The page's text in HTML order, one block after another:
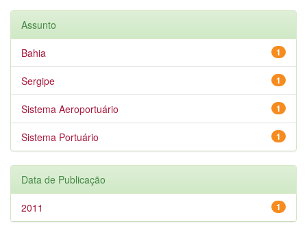
Assunto
1
Bahia
1
Sergipe
1
Sistema Aeroportuário
1
Sistema Portuário
Data de Publicação
1
2011